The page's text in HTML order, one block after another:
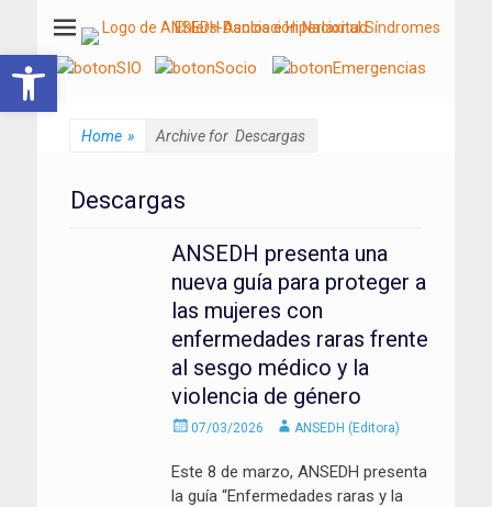
ANSEDH
Asociación Nacional del Síndrome de Ehlers-Danlos e Hiperlaxitud
Home » Archive for Descargas
Descargas
ANSEDH presenta una
nueva guía para proteger a
las mujeres con
enfermedades raras frente
al sesgo médico y la
violencia de género
Enviado
07/03/2026 AutorANSEDH (Editora)
Este 8 de marzo, ANSEDH presenta
la guía “Enfermedades raras y la
Abrir barra de herramientas